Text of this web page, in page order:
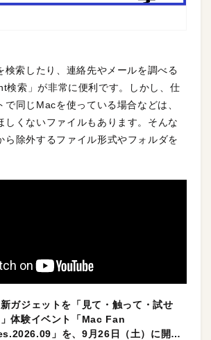
検索したり、連絡先やメールを調べる
検索」が非常に便利です。しかし、仕
で同じMacを使っている場合などは、
しくないファイルもあります。そんな
ら除外するファイル形式やフォルダを
ガジェットを「見て・触って・試せ
体験イベント「Mac Fan
」を、9月26日（土）に開催